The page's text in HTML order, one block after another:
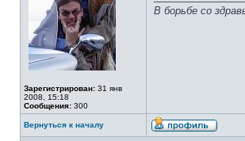
Зарегистрирован: 31 янв
2008, 15:18
Сообщения: 300
В борьбе со
Вернуться к началу